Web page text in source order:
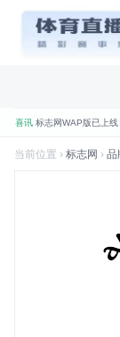
喜讯 标志网WAP版已上
品牌标志网，世界知名品
标志网已汇聚超过
标志网已累计超过
当前位置 › 标志网 › 品